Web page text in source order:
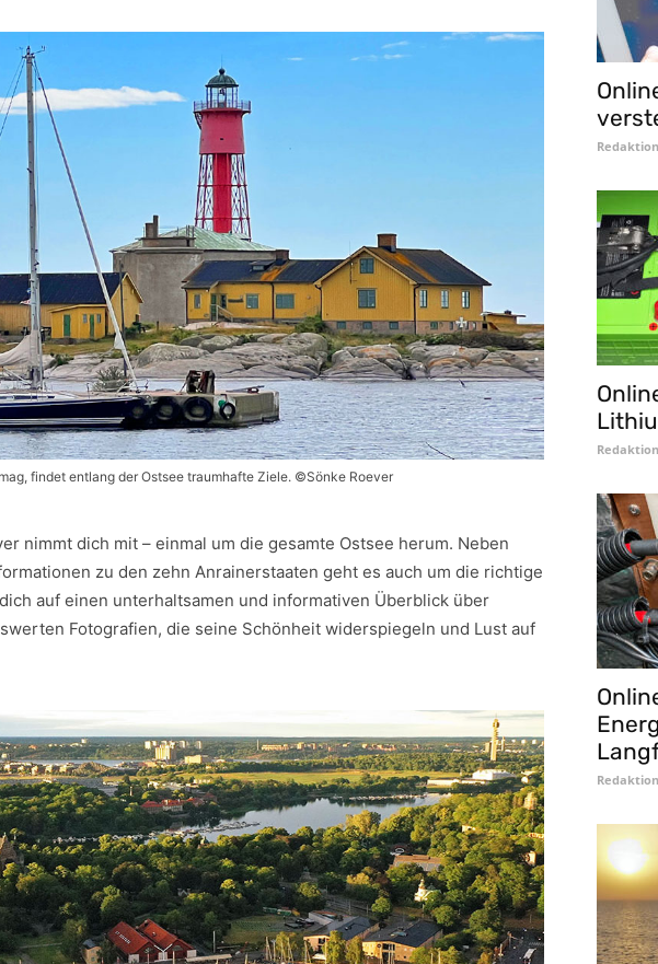
findet entlang der Ostsee traumhafte Ziele. ©Sönke Roever
nimmt dich mit – einmal um die gesamte Ostsee herum. Neben
zu den zehn Anrainerstaaten geht es auch um die richtige
auf einen unterhaltsamen und informativen Überblick über
Fotografien, die seine Schönheit widerspiegeln und Lust auf